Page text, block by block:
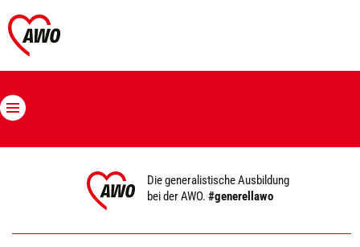
Die generalistische Ausbildung
bei der AWO.#generellawo